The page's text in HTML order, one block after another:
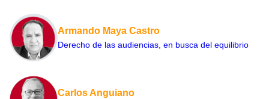
Armando Maya Castro
Derecho de las audiencias, en busca del equilibrio
Carlos Anguiano